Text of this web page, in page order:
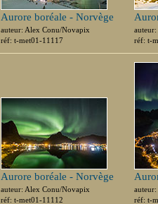
Aurore boréale - Norvège
auteur: Alex Conu/Novapix
réf: t-met01-11117
réf: t-
Aurore boréale - Norvège
auteur: Alex Conu/Novapix
réf: t-met01-11112
réf: t-